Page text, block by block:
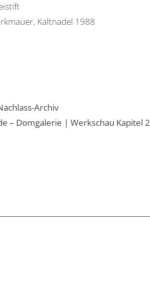
Kaltnadel 1988
Archiv
– Domgalerie | Werkschau Kapitel 2